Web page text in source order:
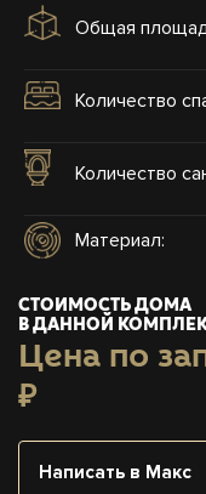
Общая
Количество
Количество
Материал:
СТОИМОСТЬ ДОМА
В ДАННОЙ
Цена по
₽
Написать в Макс